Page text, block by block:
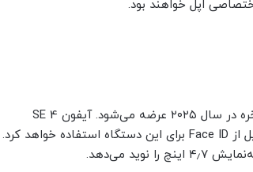
به‌نظر می‌رسد که نسخه‌ی به‌روزشده‌ی آیفون میان‌رده‌ی اپل بالاخره در سال ۲۰۲۵ عرضه می‌شود. آیفون SE 4
به‌معنای پایان استفاده از Touch ID در آیفون خواهد بود، زیرا اپل از Face ID برای این دستگاه استفاده خواهد کرد.